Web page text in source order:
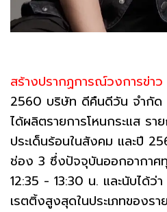
สร้างปรากฏการณ์วงการข่าว
2560 บริษัท ดีคืนดีวัน จำกัด
ได้ผลิตรายการโหนกระแส รา
ประเด็นร้อนในสังคม และปี
ช่อง 3 ซึ่งปัจจุบันออกอากาศ
12:35 - 13:30 น. และนับได้ว่
เรตติ้งสูงสุดในประเภทของรา